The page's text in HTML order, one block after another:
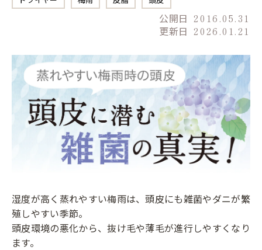
公開日 2016.05.31
更新日 2026.01.21
湿度が高く蒸れやすい梅雨は、頭皮にも雑菌やダニが繁
殖しやすい季節。
頭皮環境の悪化から、抜け毛や薄毛が進行しやすくなり
ます。